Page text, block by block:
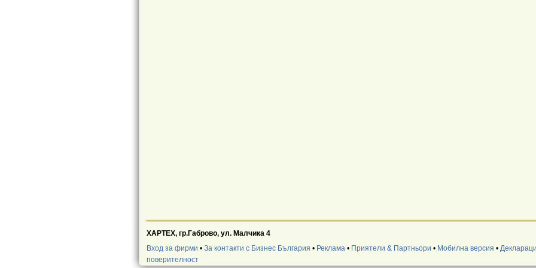
ХАРТЕХ, гр.Габрово, ул. Малчика 4
Вход за фирми • За контакти с Бизнес България • Реклама• Приятели & Партньори • Мобилна версия •
поверителност